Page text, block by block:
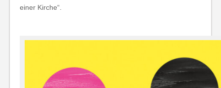
einer Kirche“.